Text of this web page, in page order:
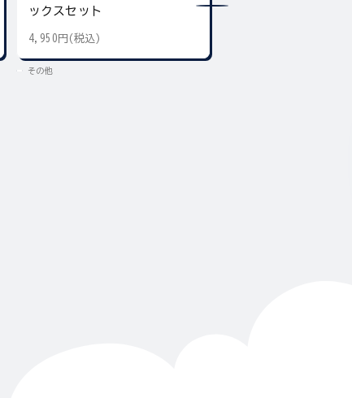
ックスセット
4,950円(税込)
その他